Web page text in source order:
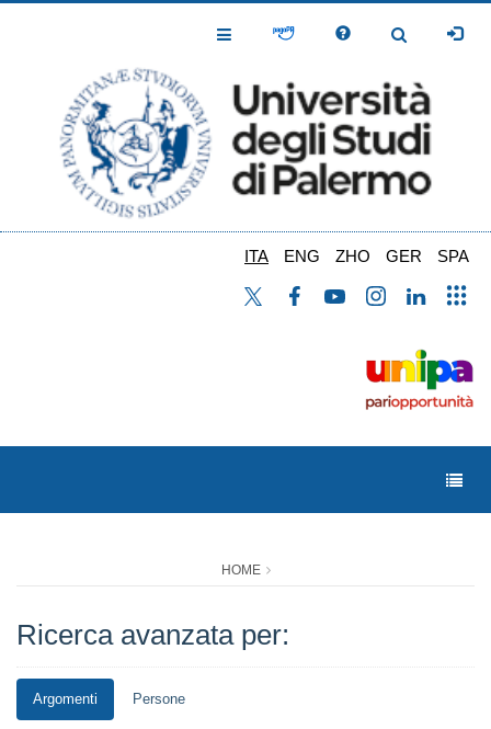
Toggle
Toggle
ITA ENG ZHO GER SPA
HOME
Ricerca avanzata per:
Argomenti Persone